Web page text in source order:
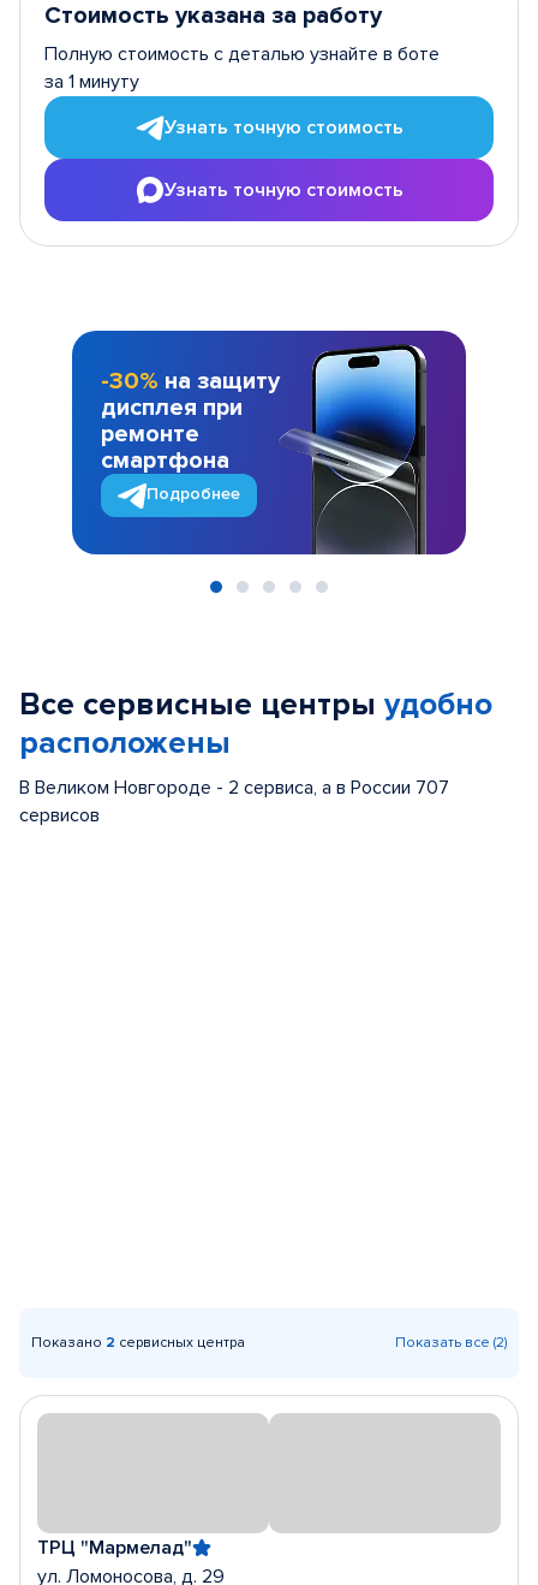
Стоимость указана за работу
Полную стоимость с деталью узнайте в боте
за 1 минуту
Узнать точную стоимость
Узнать точную стоимость
-30% на защиту
дисплея при
ремонте
смартфона
Подробнее
Все сервисные центры удобно
расположены
В Великом Новгороде - 2 сервиса, а в России 707
сервисов
Показано 2 сервисных центра Показать все (2)
ТРЦ "Мармелад"
ул. Ломоносова, д. 29